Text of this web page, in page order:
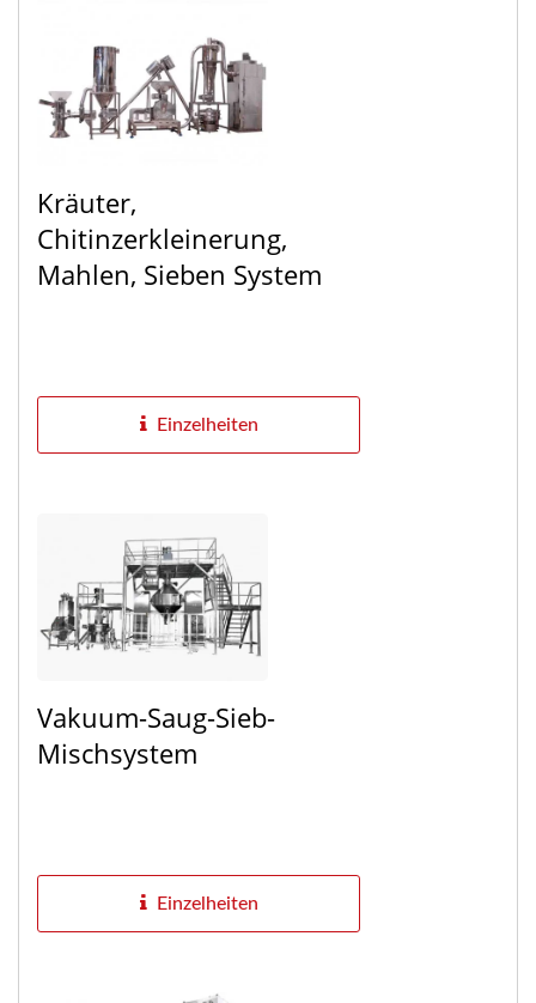
Kräuter,
Chitinzerkleinerung,
Mahlen, Sieben System
Einzelheiten
Vakuum-Saug-Sieb-
Mischsystem
Einzelheiten